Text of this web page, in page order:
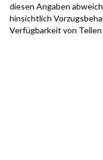
diesen Angaben
hinsichtlich
Verfügbarkeit von